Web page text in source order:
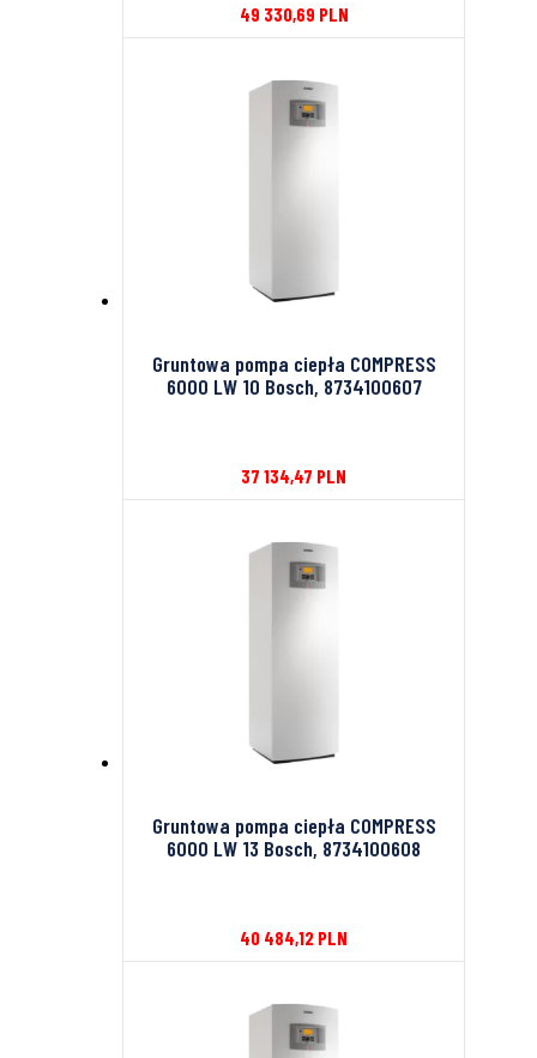
49 330,69 PLN
Gruntowa pompa ciepła COMPRESS
6000 LW 10 Bosch, 8734100607
37 134,47 PLN
Gruntowa pompa ciepła COMPRESS
6000 LW 13 Bosch, 8734100608
40 484,12 PLN